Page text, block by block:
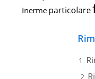
inerme particolare